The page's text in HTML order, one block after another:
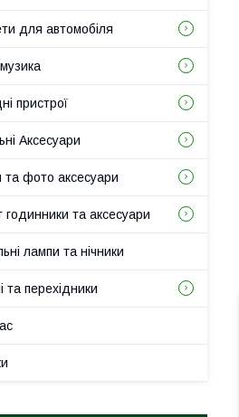
для автомобіля
пристрої
Аксесуари
та фото аксесуари
годинники та аксесуари
лампи та нічники
та перехідники